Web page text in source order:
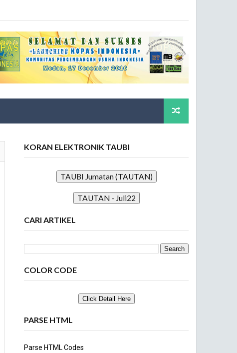
KORAN ELEKTRONIK TAUBI
TAUBI Jumatan (TAUTAN)
TAUTAN - Juli22
CARI ARTIKEL
COLOR CODE
PARSE HTML
Parse HTML Codes